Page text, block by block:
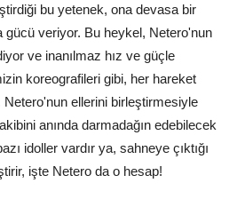
bu yetenek, ona devasa bir
veriyor. Bu heykel, Netero'nun
ve inanılmaz hız ve güçle
koreografileri gibi, her hareket
ellerini birleştirmesiyle
anında darmadağın edebilecek
idoller vardır ya, sahneye çıktığı
işte Netero da o hesap!